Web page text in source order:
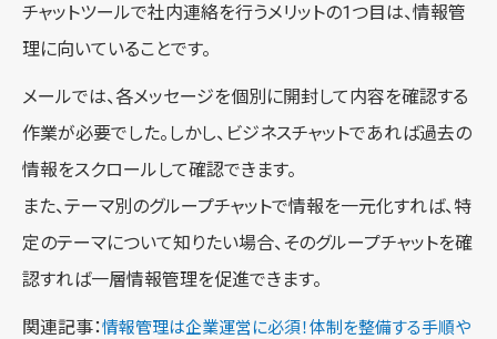
チャットツールで社内連絡を行うメリットの1つ目は、情報管
理に向いていることです。
メールでは、各メッセージを個別に開封して内容を確認する
作業が必要でした。しかし、ビジネスチャットであれば過去の
情報をスクロールして確認できます。
また、テーマ別のグループチャットで情報を一元化すれば、特
定のテーマについて知りたい場合、そのグループチャットを確
認すれば一層情報管理を促進できます。
関連記事：情報管理は企業運営に必須！体制を整備する手順や